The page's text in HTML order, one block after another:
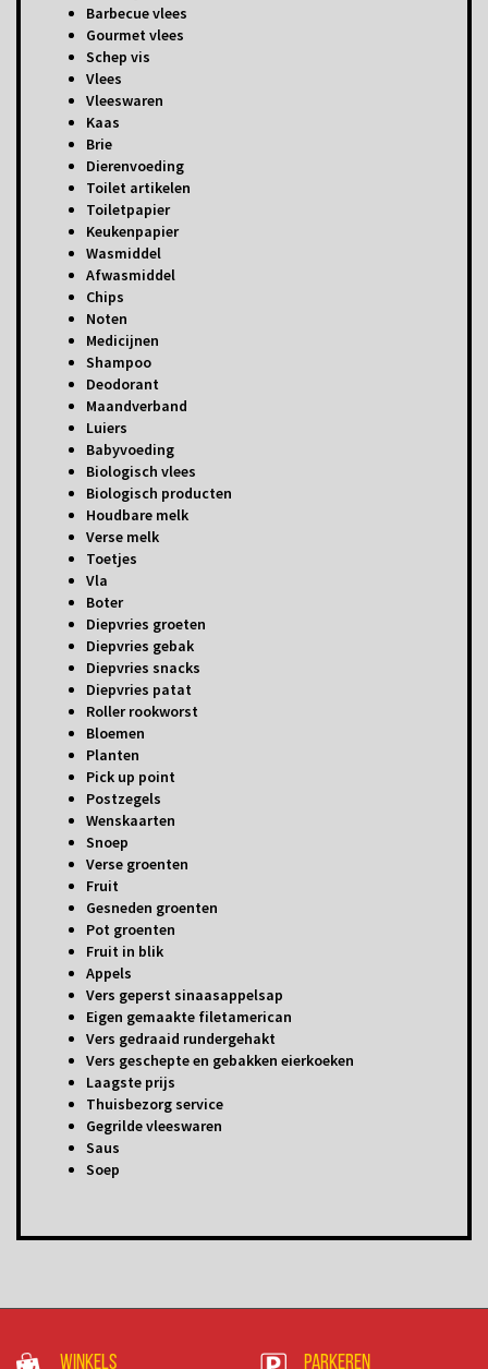
Barbecue vlees
Gourmet vlees
Schep vis
Vlees
Vleeswaren
Kaas
Brie
Dierenvoeding
Toilet artikelen
Toiletpapier
Keukenpapier
Wasmiddel
Afwasmiddel
Chips
Noten
Medicijnen
Shampoo
Deodorant
Maandverband
Luiers
Babyvoeding
Biologisch vlees
Biologisch producten
Houdbare melk
Verse melk
Toetjes
Vla
Boter
Diepvries groeten
Diepvries gebak
Diepvries snacks
Diepvries patat
Roller rookworst
Bloemen
Planten
Pick up point
Postzegels
Wenskaarten
Snoep
Verse groenten
Fruit
Gesneden groenten
Pot groenten
Fruit in blik
Appels
Vers geperst sinaasappelsap
Eigen gemaakte filetamerican
Vers gedraaid rundergehakt
Vers geschepte en gebakken eierkoeken
Laagste prijs
Thuisbezorg service
Gegrilde vleeswaren
Saus
Soep
Winkels Parkeren